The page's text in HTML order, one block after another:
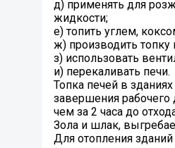
д) применять для
жидкости;
е) топить углем,
ж) производить
з) использовать
и) перекаливать печи.
Топка печей в
завершения
чем за 2 часа до
Зола и шлак,
Для отопления зданий